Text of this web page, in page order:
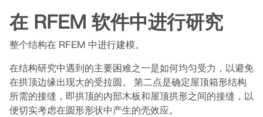
RSECTION 1
更多信息
找到有关Dlubal软件的常见问题的快速答案。搜索或筛
选数百个常见问题以快速解决问题。
探索新功能
随时获得专家帮助。享受免费的 AI 协助、电子邮件支
持、在线研讨会，以及针对服务合同专业用户的高级服
务。
面向学生的免费结构分析软件
全球已有数千名学生受益于Dlubal软件。在整个学习过
程中，享受免费访问、培训和专家支持。
认识专家
我们的专职工程师随时随地为您提供建模、设计和技术
中文(简体)
在 RFEM 软件中进行研究
整个结构在 RFEM 中进行建模。
在结构研究中遇到的主要困难之一是如何均匀受力，以避免
在拱顶边缘出现大的受拉圆。 第二点是确定屋顶箱形结构
所需的接缝，即拱顶的内部木板和屋顶拱形之间的接缝，以
便切实考虑在圆形形状中产生的壳效应。